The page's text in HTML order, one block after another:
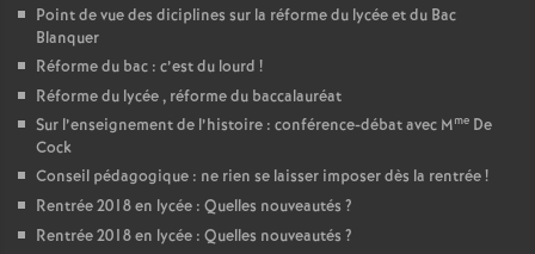
Point de vue des diciplines sur la réforme du lycée et du Bac
Blanquer
Réforme du bac : c’est du lourd !
Réforme du lycée , réforme du baccalauréat
Sur l’enseignement de l’histoire : conférence-débat avec Mme De
Cock
Conseil pédagogique : ne rien se laisser imposer dès la rentrée!
Rentrée 2018 en lycée : Quelles nouveautés ?
Rentrée 2018 en lycée : Quelles nouveautés ?